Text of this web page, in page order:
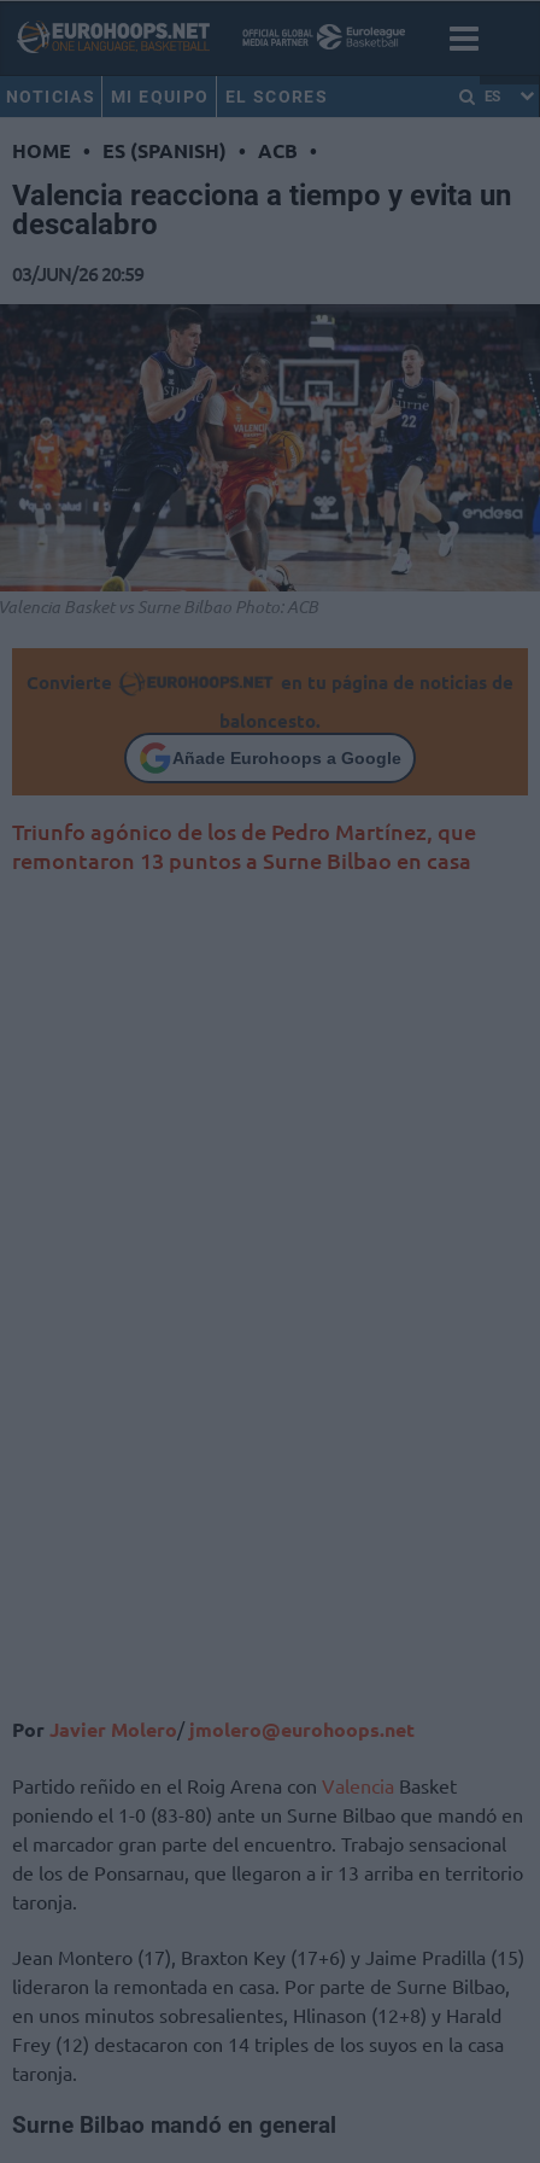
NOTICIAS MI EQUIPO EL SCORES ES
HOME • ES (SPANISH) • ACB •
Valencia reacciona a tiempo y evita un
descalabro
03/JUN/26 20:59
Basket vs Surne Bilbao Photo: ACB
Convierte
en tu página de noticias de
baloncesto.
Añade Eurohoops a Google
Triunfo agónico de los de Pedro Martínez, que
remontaron 13 puntos a Surne Bilbao en casa
Por Javier Molero/ jmolero@eurohoops.net
Partido reñido en el Roig Arena con Valencia Basket
poniendo el 1-0 (83-80) ante un Surne Bilbao que mandó en
el marcador gran parte del encuentro. Trabajo sensacional
de los de Ponsarnau, que llegaron a ir 13 arriba en territorio
taronja.
Jean Montero (17), Braxton Key (17+6) y Jaime Pradilla (15)
lideraron la remontada en casa. Por parte de Surne Bilbao,
en unos minutos sobresalientes, Hlinason (12+8) y Harald
Frey (12) destacaron con 14 triples de los suyos en la casa
taronja.
Surne Bilbao mandó en general